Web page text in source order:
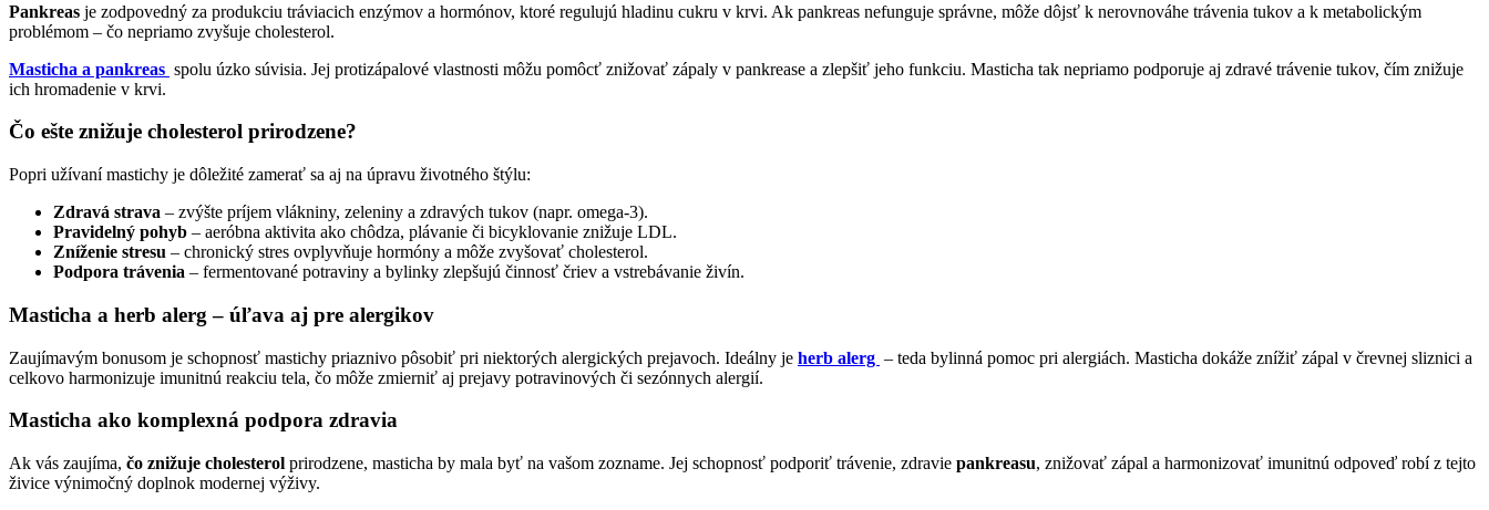
Pankreas je zodpovedný za produkciu tráviacich enzýmov a hormónov, ktoré regulujú hladinu cukru v krvi. Ak pankreas nefunguje správne, môže dôjsť k nerovnováhe trávenia tukov a k metabolickým
problémom – čo nepriamo zvyšuje cholesterol.
Masticha a pankreas spolu úzko súvisia. Jej protizápalové vlastnosti môžu pomôcť znižovať zápaly v pankrease a zlepšiť jeho funkciu. Masticha tak nepriamo podporuje aj zdravé trávenie tukov, čím znižuje
ich hromadenie v krvi.
Čo ešte znižuje cholesterol prirodzene?
Popri užívaní mastichy je dôležité zamerať sa aj na úpravu životného štýlu:
Zdravá strava – zvýšte príjem vlákniny, zeleniny a zdravých tukov (napr. omega-3).
Pravidelný pohyb – aeróbna aktivita ako chôdza, plávanie či bicyklovanie znižuje LDL.
Zníženie stresu – chronický stres ovplyvňuje hormóny a môže zvyšovať cholesterol.
Podpora trávenia – fermentované potraviny a bylinky zlepšujú činnosť čriev a vstrebávanie živín.
Masticha a herb alerg – úľava aj pre alergikov
Zaujímavým bonusom je schopnosť mastichy priaznivo pôsobiť pri niektorých alergických prejavoch. Ideálny je herb alerg – teda bylinná pomoc pri alergiách. Masticha dokáže znížiť zápal v črevnej sliznici a
celkovo harmonizuje imunitnú reakciu tela, čo môže zmierniť aj prejavy potravinových či sezónnych alergií.
Masticha ako komplexná podpora zdravia
Ak vás zaujíma, čo znižuje cholesterol prirodzene, masticha by mala byť na vašom zozname. Jej schopnosť podporiť trávenie, zdravie pankreasu, znižovať zápal a harmonizovať imunitnú odpoveď robí z tejto
živice výnimočný doplnok modernej výživy.